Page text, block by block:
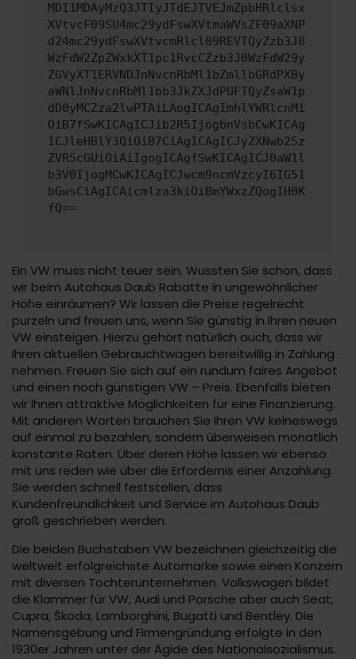
MDI1MDAyMzQ3JTIyJTdEJTVEJmZpbHRlclsx
XVtvcF09SU4mc29ydFswXVtmaWVsZF09aXNP
d24mc29ydFswXVtvcmRlcl09REVTQyZzb3J0
WzFdW2ZpZWxkXT1pc1RvcCZzb3J0WzFdW29y
ZGVyXT1ERVNDJnNvcnRbMl1bZmllbGRdPXBy
aWNlJnNvcnRbMl1bb3JkZXJdPUFTQyZsaW1p
dD0yMCZza2lwPTAiLAogICAgImhlYWRlcnMi
OiB7fSwKICAgICJib2R5IjogbnVsbCwKICAg
ICJleHBlY3QiOiB7CiAgICAgICJyZXNwb25z
ZVR5cGUiOiAiIgogICAgfSwKICAgICJ0aW1l
b3V0IjogMCwKICAgICJwcm9ncmVzcyI6IG51
bGwsCiAgICAicmlza3kiOiBmYWxzZQogIH0K
fQ==
Ein VW muss nicht teuer sein. Wussten Sie schon, dass
wir beim Autohaus Daub Rabatte in ungewöhnlicher
Höhe einräumen? Wir lassen die Preise regelrecht
purzeln und freuen uns, wenn Sie günstig in Ihren neuen
VW einsteigen. Hierzu gehört natürlich auch, dass wir
Ihren aktuellen Gebrauchtwagen bereitwillig in Zahlung
nehmen. Freuen Sie sich auf ein rundum faires Angebot
und einen noch günstigen VW – Preis. Ebenfalls bieten
wir Ihnen attraktive Möglichkeiten für eine Finanzierung.
Mit anderen Worten brauchen Sie Ihren VW keineswegs
auf einmal zu bezahlen, sondern überweisen monatlich
konstante Raten. Über deren Höhe lassen wir ebenso
mit uns reden wie über die Erfordernis einer Anzahlung.
Sie werden schnell feststellen, dass
Kundenfreundlichkeit und Service im Autohaus Daub
groß geschrieben werden.
Die beiden Buchstaben VW bezeichnen gleichzeitig die
weltweit erfolgreichste Automarke sowie einen Konzern
mit diversen Tochterunternehmen. Volkswagen bildet
die Klammer für VW, Audi und Porsche aber auch Seat,
Cupra, Škoda, Lamborghini, Bugatti und Bentley. Die
Namensgebung und Firmengründung erfolgte in den
1930er Jahren unter der Ägide des Nationalsozialismus.